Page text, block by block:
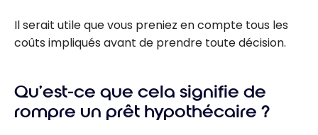
Il serait utile que vous preniez en compte tous les
coûts impliqués avant de prendre toute décision.
Qu’est-ce que cela signifie de
rompre un prêt hypothécaire ?